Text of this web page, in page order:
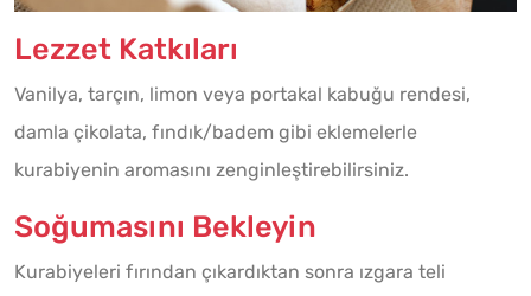
Lezzet Katkıları
Vanilya, tarçın, limon veya portakal kabuğu rendesi,
damla çikolata, fındık/badem gibi eklemelerle
kurabiyenin aromasını zenginleştirebilirsiniz.
Soğumasını Bekleyin
Kurabiyeleri fırından çıkardıktan sonra ızgara teli